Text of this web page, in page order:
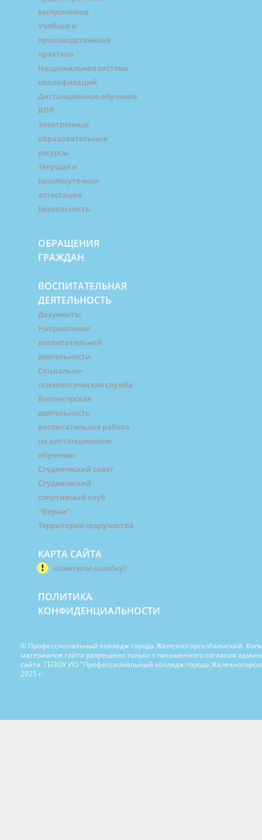
выпускников
Учебная и
производственная
практика
Национальная система
квалификаций
Дистанционное обучение
ВПР
Электронные
образовательные
ресурсы
Текущая и
промежуточная
аттестация
Безопасность
ОБРАЩЕНИЯ
ГРАЖДАН
ВОСПИТАТЕЛЬНАЯ
ДЕЯТЕЛЬНОСТЬ
Документы
Направления
воспитательной
деятельности
Социально-
психологическая служба
Волонтерская
деятельность
воспитательная работа
на дистанционном
обучении
Студенческий совет
Студенческий
спортивный клуб
"Вираж"
Территория содружества
КАРТА САЙТА
Заметили ошибку?
ПОЛИТИКА
КОНФИДЕНЦИАЛЬНОСТИ
© Профессиональный колледж города Железногорск-Илимский.
материалов сайта разрешено только с письменного согласия
сайта. ГБПОУ ИО "Профессиональный колледж города
2025 г.